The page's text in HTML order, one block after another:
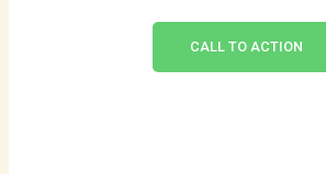
CALL TO ACTION